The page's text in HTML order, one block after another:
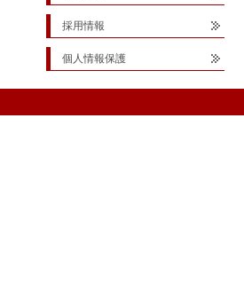
採用情報
個人情報保護